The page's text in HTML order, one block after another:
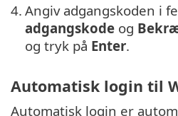
4. Angiv adgangskoden i
adgangskode og
og tryk på Enter.
Automatisk login til
Automatisk login er